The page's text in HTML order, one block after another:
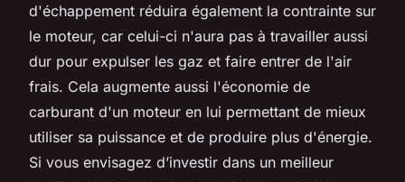
d'échappement réduira également la contrainte sur
le moteur, car celui-ci n'aura pas à travailler aussi
dur pour expulser les gaz et faire entrer de l'air
frais. Cela augmente aussi l'économie de
carburant d'un moteur en lui permettant de mieux
utiliser sa puissance et de produire plus d'énergie.
Si vous envisagez d’investir dans un meilleur